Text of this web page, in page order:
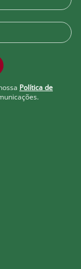
manga
seu
Política de